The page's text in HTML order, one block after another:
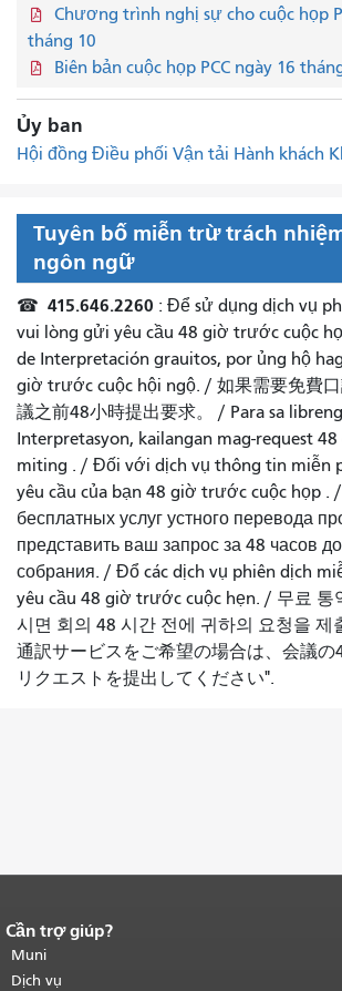
Chương trình nghị sự cho cuộc họp
tháng 10
Biên bản cuộc họp PCC ngày 16
Ủy ban
Hội đồng Điều phối Vận tải Hành khách
Tuyên bố miễn trừ trách
ngôn ngữ
☎ 415.646.2260 : Để sử dụng dịch vụ
vui lòng gửi yêu cầu 48 giờ trước cuộc
de Interpretación grauitos, por ủng hộ
giờ trước cuộc hội ngộ. / 如果需要免費
議之前48小時提出要求。 / Para sa
Interpretasyon, kailangan mag-request 48
miting . / Đối với dịch vụ thông tin miễn
yêu cầu của bạn 48 giờ trước cuộc họp . /
бесплатных услуг устного перевода
представить ваш запрос за 48 часов
собрания. / Đổ các dịch vụ phiên dịch
yêu cầu 48 giờ trước cuộc hẹn. / 무료 통
시면 회의 48 시간 전에 귀하의 요청을 제
通訳サービスをご希望の場合は、会議の
リクエストを提出してください".
Kết thúc nội dung trang.
của trang này được lặp lại trên mọi
trang.Quay lại đầu trang nội dung
Cần trợ giúp?
Muni
Dịch vụ